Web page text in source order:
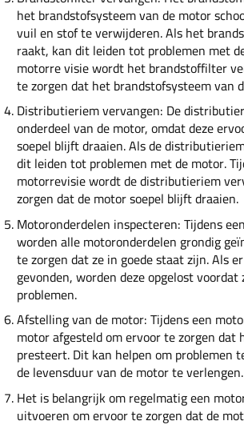
het brandstofsysteem van de motor
vuil en stof te verwijderen. Als het
raakt, kan dit leiden tot problemen met
motorre visie wordt het brandstoffilter
te zorgen dat het brandstofsysteem van
Distributieriem vervangen: De
onderdeel van de motor, omdat deze
soepel blijft draaien. Als de
dit leiden tot problemen met de motor.
motorrevisie wordt de distributieriem
zorgen dat de motor soepel blijft draaien.
Motoronderdelen inspecteren: Tijdens
worden alle motoronderdelen grondig
te zorgen dat ze in goede staat zijn. Als
gevonden, worden deze opgelost
problemen.
Afstelling van de motor: Tijdens een
motor afgesteld om ervoor te zorgen dat
presteert. Dit kan helpen om problemen
de levensduur van de motor te verlengen.
Het is belangrijk om regelmatig een
uitvoeren om ervoor te zorgen dat de